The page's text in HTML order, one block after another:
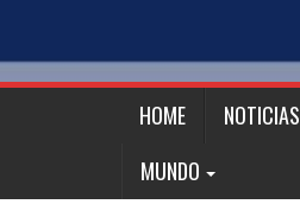
HOME NOTICIAS
MUNDO